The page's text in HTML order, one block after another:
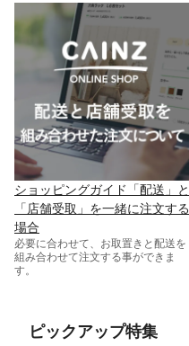
ショッピングガイド「配送」と
「店舗受取」を一緒に注文する
場合
必要に合わせて、お取置きと配送を
組み合わせて注文する事ができま
す。
ピックアップ特集